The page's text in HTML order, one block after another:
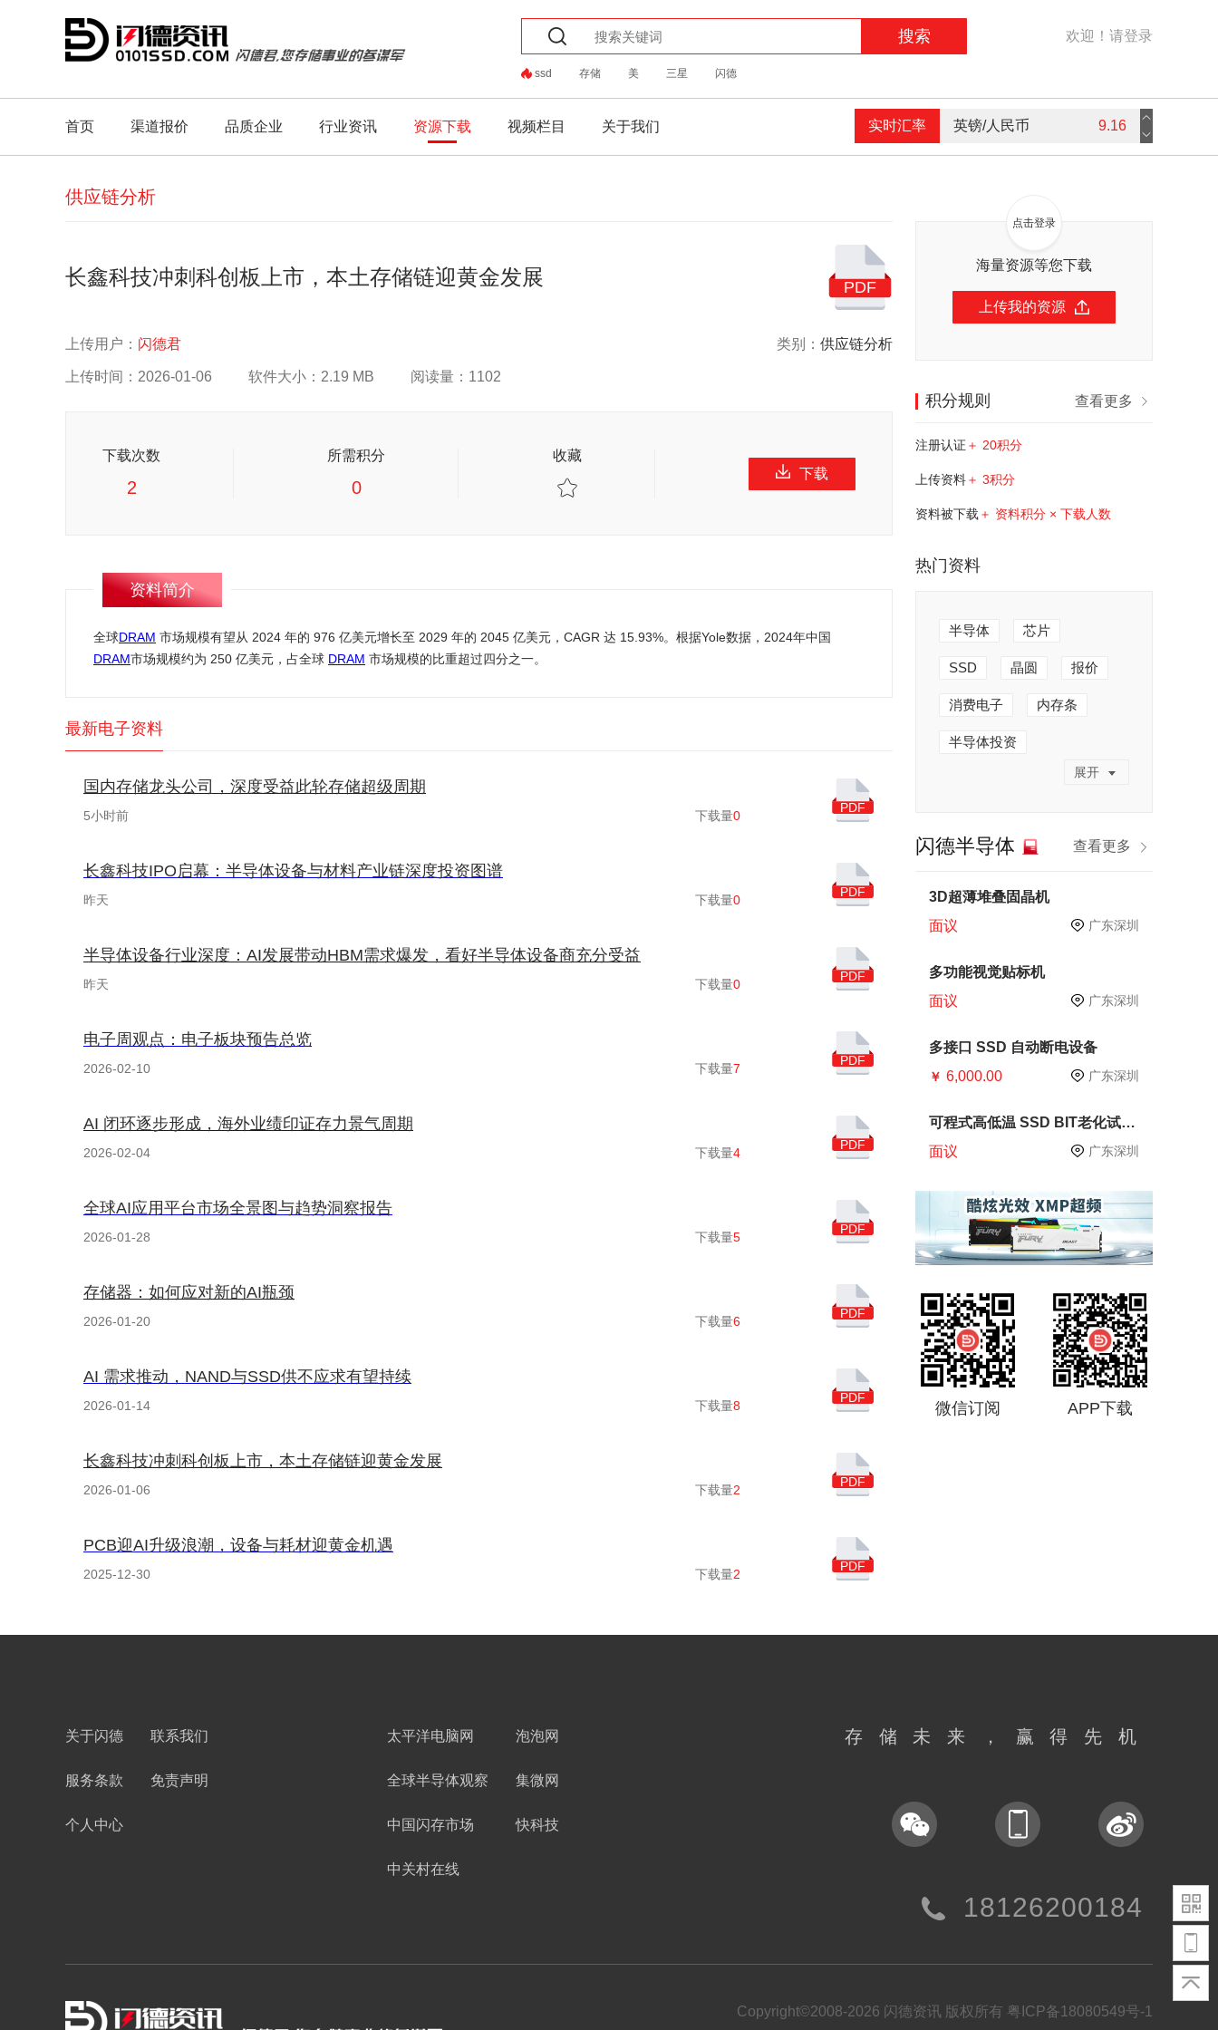
搜索
ssd 存储 美 三星 闪德
欢迎！请登录
首页 渠道报价 品质企业 行业资讯 资源下载 视频栏目 关于我们 实时汇率 英镑/人民币 9.16
欧元/人民币 7.59
港币/人民币
供应链分析
长鑫科技冲刺科创板上市，本土存储链迎黄金发展 PDF
上传用户： 闪德君 类别： 供应链分析
上传时间：2026-01-06 软件大小：2.19 MB 阅读量：1102
下载次数
2
所需积分
0
收藏
下载
资料简介
全球DRAM 市场规模有望从 2024 年的 976 亿美元增长至 2029 年的 2045 亿美元，CAGR 达 15.93%。根据Yole数据，2024年中国
DRAM市场规模约为 250 亿美元，占全球 DRAM 市场规模的比重超过四分之一。
最新电子资料
国内存储龙头公司，深度受益此轮存储超级周期
5小时前 下载量0
PDF
长鑫科技IPO启幕：半导体设备与材料产业链深度投资图谱
昨天 下载量0
PDF
半导体设备行业深度：AI发展带动HBM需求爆发，看好半导体设备商充分受益
昨天 下载量0
PDF
电子周观点：电子板块预告总览
2026-02-10 下载量7
PDF
AI 闭环逐步形成，海外业绩印证存力景气周期
2026-02-04 下载量4
PDF
全球AI应用平台市场全景图与趋势洞察报告
2026-01-28 下载量5
PDF
存储器：如何应对新的AI瓶颈
2026-01-20 下载量6
PDF
AI 需求推动，NAND与SSD供不应求有望持续
2026-01-14 下载量8
PDF
长鑫科技冲刺科创板上市，本土存储链迎黄金发展
2026-01-06 下载量2
PDF
PCB迎AI升级浪潮，设备与耗材迎黄金机遇
2025-12-30 下载量2
PDF
点击登录
海量资源等您下载
上传我的资源
积分规则 查看更多
注册认证 ＋ 20积分
上传资料＋ 3积分
资料被下载 ＋ 资料积分 × 下载人数
热门资料
半导体 芯片
SSD 晶圆 报价
消费电子 内存条
半导体投资
人工制造
十四五 芯片生产
芯片测试 CP测试
内存 硅片
华为 DRAM
SMI
手机 智能手机
产业链
存储器 电子
亚马逊广告 中国品牌
跨境电商
集成电路 USB
亚马逊 汽车 5G
联芸科技 市场分析
国产 NAND
闪德月刊 得一微
慧荣科技
展开
闪德半导体 查看更多
3D超薄堆叠固晶机
面议
广东深圳
多功能视觉贴标机
面议
广东深圳
多接口 SSD 自动断电设备
￥ 6,000.00 广东深圳
可程式高低温 SSD BIT老化试验
面议
广东深圳
微信订阅 APP下载
关于闪德 联系我们
服务条款 免责声明
个人中心
太平洋电脑网 泡泡网
全球半导体观察 集微网
中国闪存市场 快科技
中关村在线
存储未来，赢得先机
18126200184
Copyright©2008-2026 闪德资讯 版权所有 粤ICP备18080549号-1